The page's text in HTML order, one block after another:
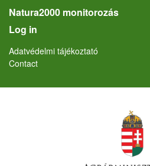
Natura2000 monitorozás
User account menu
Log in
Lábléc
Adatvédelmi tájékoztató
Contact